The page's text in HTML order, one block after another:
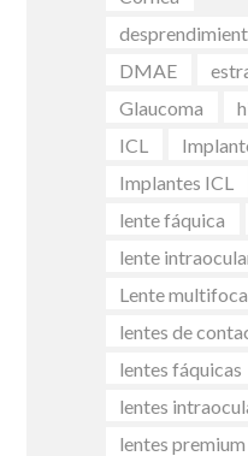
DMAE
Glaucoma
ICL
Implantes ICL
lente fáquica
lente
Lente
lentes de
lentes fáquicas
lentes
lentes premium